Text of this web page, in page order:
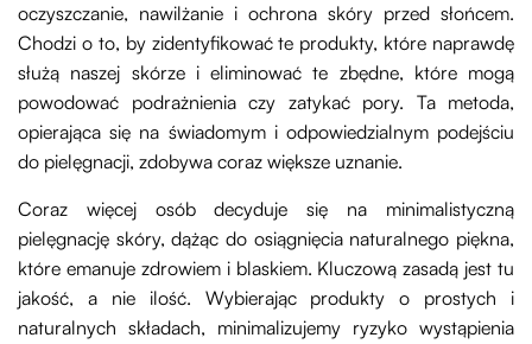
oczyszczanie, nawilżanie i ochrona skóry przed słońcem.
Chodzi o to, by zidentyfikować te produkty, które naprawdę
służą naszej skórze i eliminować te zbędne, które mogą
powodować podrażnienia czy zatykać pory. Ta metoda,
opierająca się na świadomym i odpowiedzialnym podejściu
do pielęgnacji, zdobywa coraz większe uznanie.
Coraz więcej osób decyduje się na minimalistyczną
pielęgnację skóry, dążąc do osiągnięcia naturalnego piękna,
które emanuje zdrowiem i blaskiem. Kluczową zasadą jest tu
jakość, a nie ilość. Wybierając produkty o prostych i
naturalnych składach, minimalizujemy ryzyko wystąpienia